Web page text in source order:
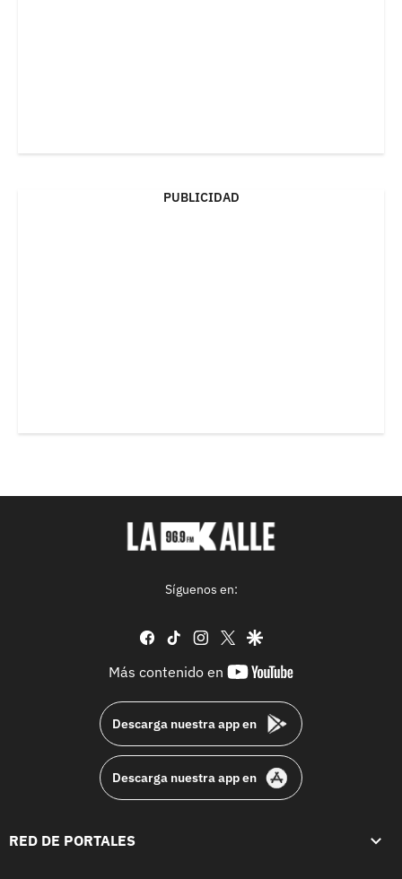
PUBLICIDAD
Síguenos en:
facebook
tiktok instagram
twittergoogle
Más contenido en
youtube-
Descarga nuestra app en
Descarga nuestra app en
RED DE PORTALES